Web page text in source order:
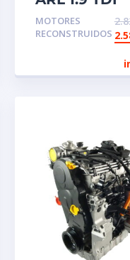
Motor de
intercambio
MOTORES
RECONSTRUIDOS